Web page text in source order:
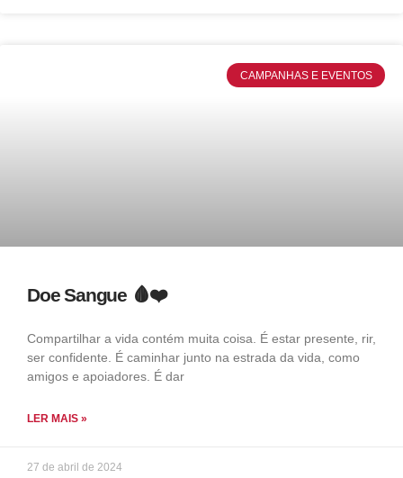
CAMPANHAS E EVENTOS
Doe Sangue 🩸❤️
Compartilhar a vida contém muita coisa. É estar presente, rir,
ser confidente. É caminhar junto na estrada da vida, como
amigos e apoiadores. É dar
LER MAIS »
27 de abril de 2024